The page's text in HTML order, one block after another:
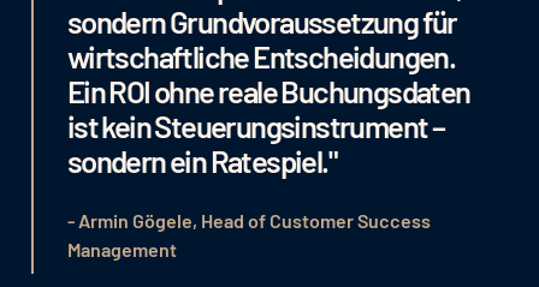
sondern Grundvoraussetzung für
wirtschaftliche Entscheidungen.
Ein ROI ohne reale Buchungsdaten
ist kein Steuerungsinstrument –
sondern ein Ratespiel."
- Armin Gögele, Head of Customer Success
Management